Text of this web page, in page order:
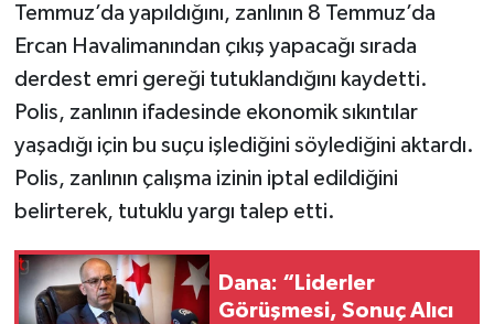
Temmuz’da yapıldığını, zanlının 8 Temmuz’da
Ercan Havalimanından çıkış yapacağı sırada
derdest emri gereği tutuklandığını kaydetti.
Polis, zanlının ifadesinde ekonomik sıkıntılar
yaşadığı için bu suçu işlediğini söylediğini aktardı.
Polis, zanlının çalışma izinin iptal edildiğini
belirterek, tutuklu yargı talep etti.
Dana: “Liderler
Görüşmesi, Sonuç Alıcı